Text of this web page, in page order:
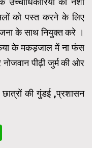
को पस्त करने के लिए
के साथ नियुक्त करे ।
के मकड़जाल में ना फंस
पीढ़ी जुर्म की ओर
की गुंडई ,प्रशासन